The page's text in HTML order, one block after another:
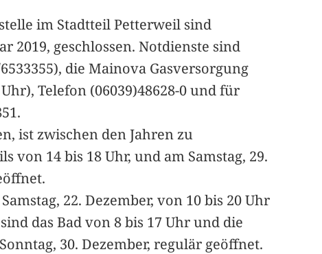
im Stadtteil Petterweil sind
2019, geschlossen. Notdienste sind
die Mainova Gasversorgung
Telefon (06039)48628-0 und für
ist zwischen den Jahren zu
von 14 bis 18 Uhr, und am Samstag, 29.
22. Dezember, von 10 bis 20 Uhr
das Bad von 8 bis 17 Uhr und die
30. Dezember, regulär geöffnet.